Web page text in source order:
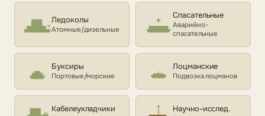
Ледоколы
Атомные/дизельные
Спасательные
Аварийно-
спасательные
Буксиры
Портовые/морские
Лоцманские
Подвозка лоцманов
Кабелеукладчики Научно-исслед.